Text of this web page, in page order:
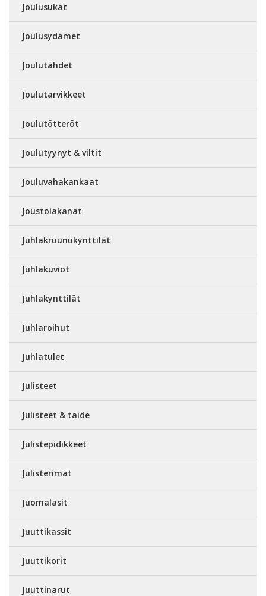
Joulusukat
Joulusydämet
Joulutähdet
Joulutarvikkeet
Joulutötteröt
Joulutyynyt & viltit
Jouluvahakankaat
Joustolakanat
Juhlakruunukynttilät
Juhlakuviot
Juhlakynttilät
Juhlaroihut
Juhlatulet
Julisteet
Julisteet & taide
Julistepidikkeet
Julisterimat
Juomalasit
Juuttikassit
Juuttikorit
Juuttinarut